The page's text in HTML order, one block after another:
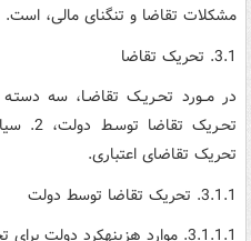
مشکلات تقاضا و تنگنای مالی، است.
3.1. تحریک تقاضا
تحریک تقاضای اعتباری.
3.1.1. تحریک تقاضا توسط دولت
3.1.1.1. موارد هزینه­کرد دولت برای تحریک تقاضا